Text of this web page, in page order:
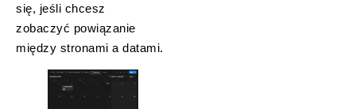
się, jeśli chcesz
zobaczyć powiązanie
między stronami a datami.